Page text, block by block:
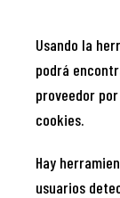
Usando la
podrá
proveedor
cookies.
Hay
usuarios